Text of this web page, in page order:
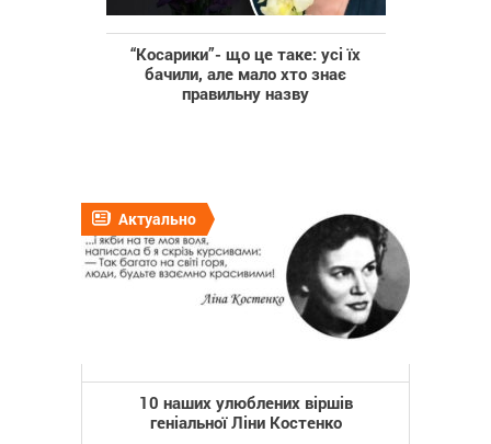
“Косарики”- що це таке: усі їх
бачили, але мало хто знає
правильну назву
Актуально
10 наших улюблених віршів
геніальної Ліни Костенко